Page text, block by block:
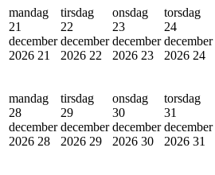
mandag
21
december
2026 21
tirsdag
22
december
2026 22
onsdag
23
december
2026 23
torsdag
24
december
2026 24
mandag
28
december
2026 28
tirsdag
29
december
2026 29
onsdag
30
december
2026 30
torsdag
31
december
2026 31